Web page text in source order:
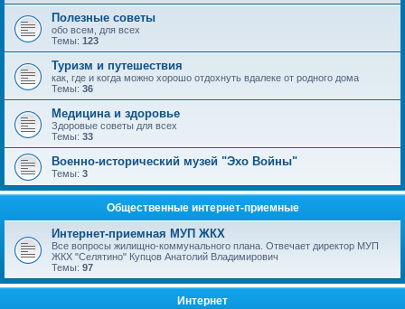
Полезные советы
обо всем, для всех
Темы: 123
Туризм и путешествия
как, где и когда можно хорошо отдохнуть вдалеке от родного дома
Темы: 36
Медицина и здоровье
Здоровые советы для всех
Темы: 33
Военно-исторический музей "Эхо Войны"
Темы: 3
Общественные интернет-приемные
Интернет-приемная МУП ЖКХ
Все вопросы жилищно-коммунального плана. Отвечает директор МУП
ЖКХ "Селятино" Купцов Анатолий Владимирович
Темы: 97
Интернет